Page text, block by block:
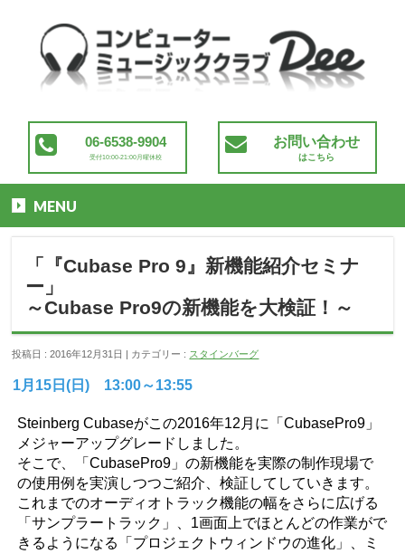
06-6538-9904
受付10:00-21:00月曜休校
お問い合わせ
はこちら
MENU
「『Cubase Pro 9』新機能紹介セミナ
ー」
～Cubase Pro9の新機能を大検証！～
投稿日 : 2016年12月31日 カテゴリー : スタインバーグ
1月15日(日) 13:00～13:55
Steinberg Cubaseがこの2016年12月に「CubasePro9」
メジャーアップグレードしました。
そこで、「CubasePro9」の新機能を実際の制作現場で
の使用例を実演しつつご紹介、検証してしていきます。
これまでのオーディオトラック機能の幅をさらに広げる
「サンプラートラック」、1画面上でほとんどの作業がで
きるようになる「プロジェクトウィンドウの進化」、ミ